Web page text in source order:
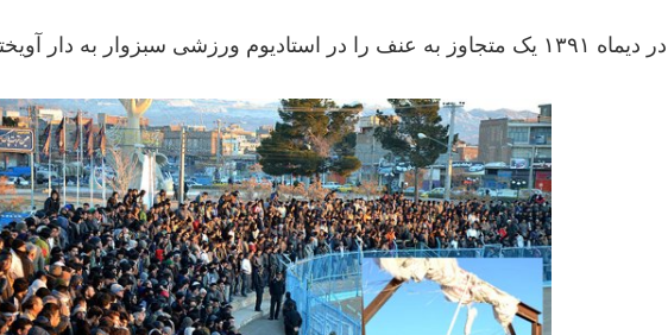
در دیماه ۱۳۹۱ یک متجاوز به عنف را در استادیوم ورزشی سبزوار به دار آویختند.